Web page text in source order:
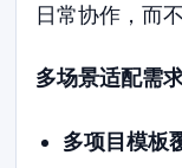
日常协作，而
多场景适配需
多项目模板